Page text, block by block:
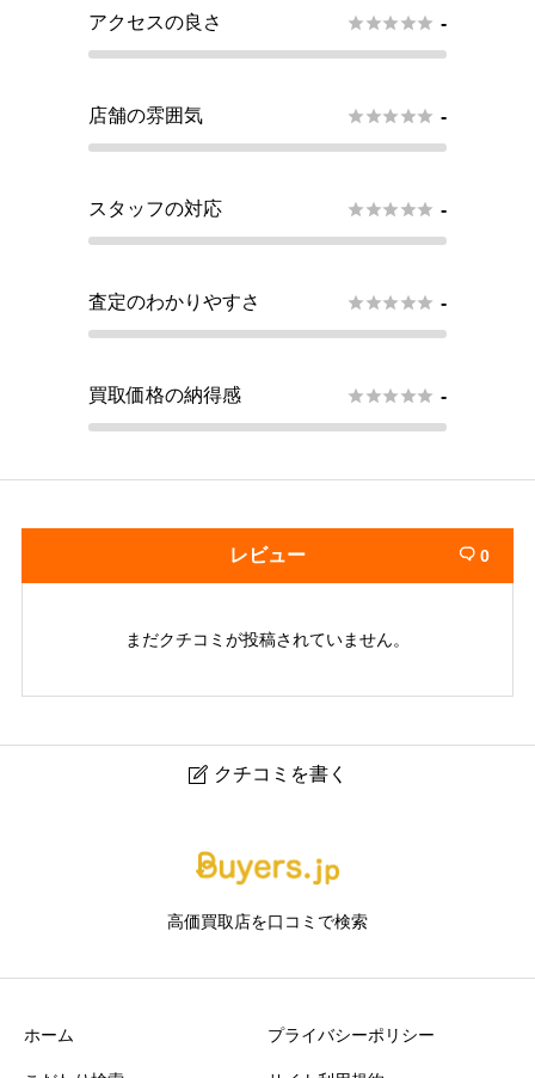
アクセスの良さ  -
店舗の雰囲気  -
スタッフの対応  -
査定のわかりやすさ  -
買取価格の納得感  -
レビュー  0
まだクチコミが投稿されていません。
 クチコミを書く
買取なら無料査定
高価買取店を口コミで検索
ホーム プライバシーポリシー